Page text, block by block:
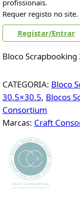
profissionais.
Requer registo no site.
Registar/Entrar
Bloco Scrapbooking
CATEGORIA: Bloco
30.5×30.5, Blocos
Consortium
Marcas: Craft